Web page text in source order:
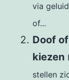
via
of...
Doof
kiezen
stellen